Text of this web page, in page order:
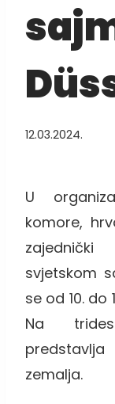
12.03.2024.
U
komore,
svjetskom
se od 10. do
Na
zemalja.